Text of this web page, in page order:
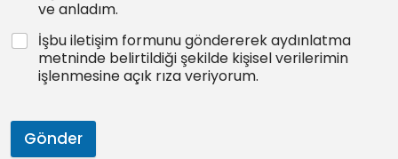
ve anladım.
İşbu iletişim formunu göndererek aydınlatma
metninde belirtildiği şekilde kişisel verilerimin
işlenmesine açık rıza veriyorum.
Gönder